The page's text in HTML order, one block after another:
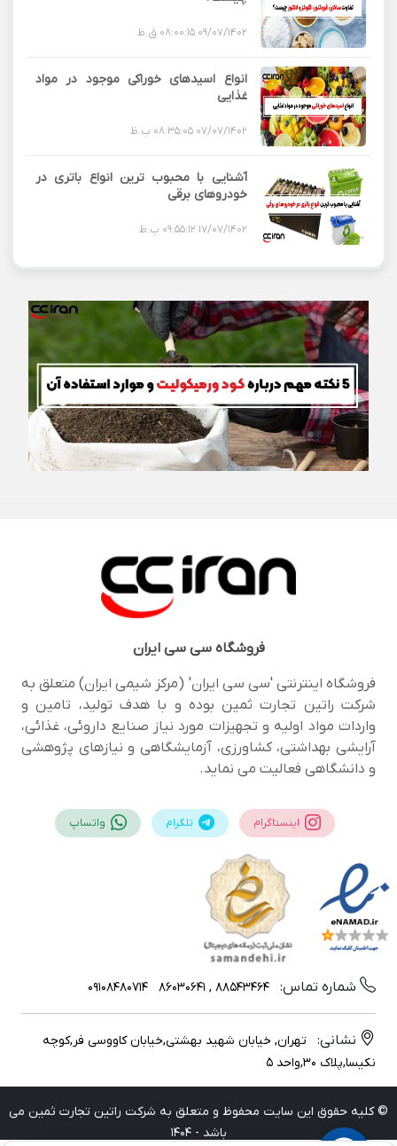
09/07/1402 08:00:15 ق.ظ
انواع اسیدهای خوراکی موجود در مواد
غذایی
07/07/1402 08:35:05 ب.ظ
آشنایی با محبوب ترین انواع باتری در
خودروهای برقی
17/07/1402 09:55:12 ب.ظ
فروشگاهسی سی ایران
فروشگاه اینترنتی 'سی سی ایران' (مرکز شیمی ایران) متعلق به
شرکت راتین تجارت ثمین بوده و با هدف تولید، تامین و
واردات مواد اولیه و تجهیزات مورد نیاز صنایع داروئی، غذائی،
آرایشی بهداشتی، کشاورزی، آزمایشگاهی و نیازهای پژوهشی
و دانشگاهی فعالیت می نماید.
اینستاگرام تلگرام واتساپ
شماره تماس: 88543464 , 86030641
09108480714
نشانی:
تهران, خیابان شهید بهشتی,خیابان کاووسی فر,کوچه
نکیسا,پلاک 30,واحد 5
© کلیه حقوق این سایت محفوظ و متعلق به شرکت راتین تجارت ثمین می
باشد - 1404